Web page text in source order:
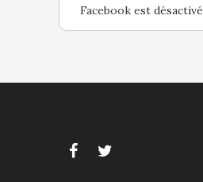
Facebook est désactivé